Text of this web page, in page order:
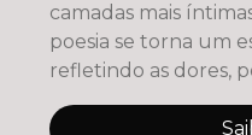
camadas mais
poesia se torna um
refletindo as dores,